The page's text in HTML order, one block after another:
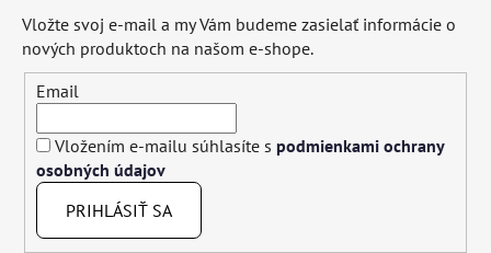
Vložte svoj e-mail a my Vám budeme zasielať informácie o
nových produktoch na našom e-shope.
Email
Vložením e-mailu súhlasíte s podmienkami ochrany
osobných údajov
PRIHLÁSIŤ SA